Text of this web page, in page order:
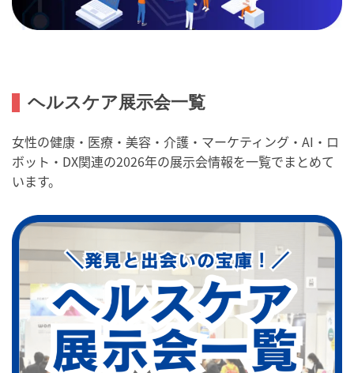
ヘルスケア展示会一覧
女性の健康・医療・美容・介護・マーケティング・AI・ロ
ボット・DX関連の2026年の展示会情報を一覧でまとめて
います。